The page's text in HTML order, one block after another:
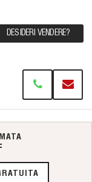
DESIDERI VENDERE?